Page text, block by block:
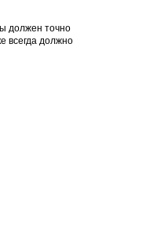
должен точно
всегда должно